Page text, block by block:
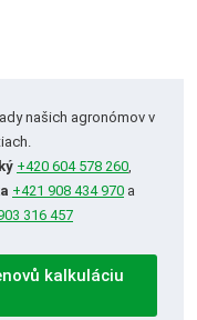
našich agronómov v
+420 604 578 260,
+421 908 434 970 a
316 457
kalkuláciu